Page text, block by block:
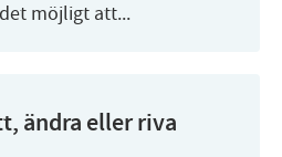
möjligt att...
ändra eller riva